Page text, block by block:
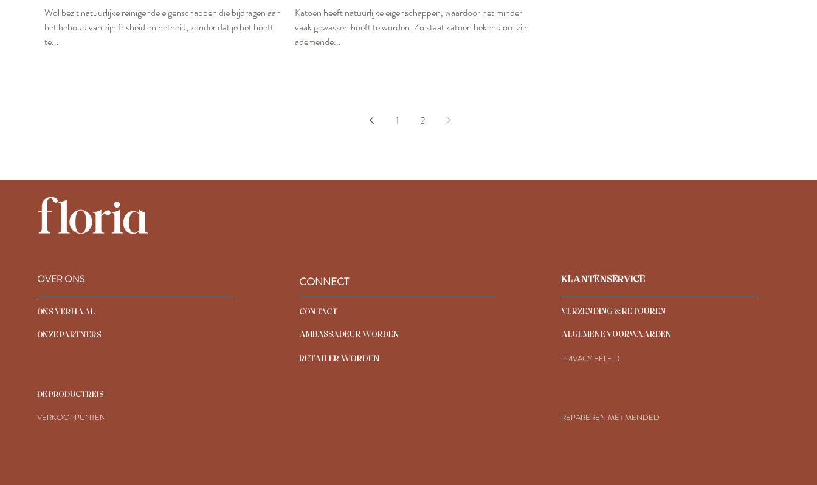
wassen?
Wol bezit natuurlijke reinigende eigenschappen die bijdragen aan
het behoud van zijn frisheid en netheid, zonder dat je het hoeft
te...
wassen?
Katoen heeft natuurlijke eigenschappen, waardoor het minder
vaak gewassen hoeft te worden. Zo staat katoen bekend om zijn
ademende...
1 2
OVER ONS
ONS VERHAAL
ONZE PARTNERS
CONNECT
CONTACT
AMBASSADEUR WORDEN
RETAILER WORDEN
KLANTENSERVICE
VERZENDING & RETOUREN
ALGEMENE VOORWAARDEN
PRIVACY BELEID
DE PRODUCTREIS
VERKOOPPUNTEN REPAREREN MET MENDED